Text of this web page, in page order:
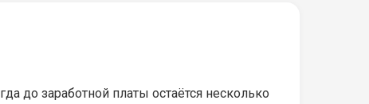
до заработной платы остаётся несколько